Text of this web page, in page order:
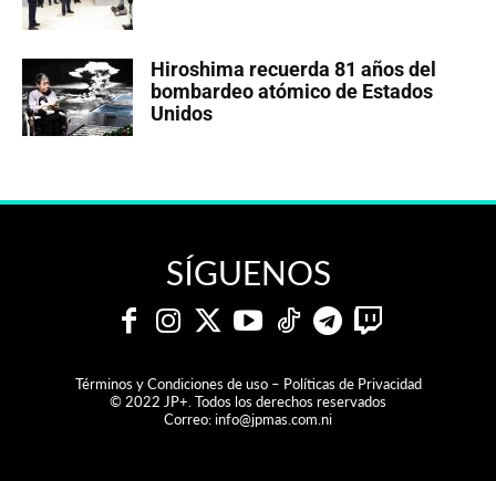
Hiroshima recuerda 81 años del
bombardeo atómico de Estados
Unidos
SÍGUENOS
Términos y Condiciones de uso – Políticas de Privacidad
© 2022 JP+. Todos los derechos reservados
Correo:info@jpmas.com.ni